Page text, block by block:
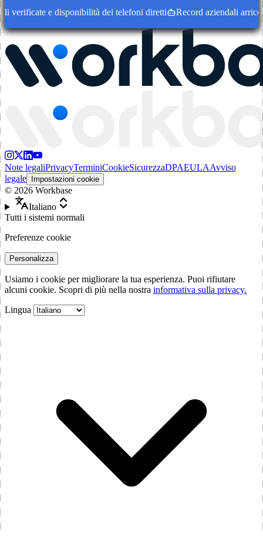
e disponibilità dei telefoni diretti Record aziendali
Note legaliPrivacyTerminiCookieSicurezzaDPAEULAAvviso
legale
Impostazioni cookie
© 2026 Workbase
Italiano
Tutti i sistemi normali
Preferenze cookie
Personalizza
Usiamo i cookie per migliorare la tua esperienza. Puoi rifiutare
alcuni cookie. Scopri di più nella nostra informativa sulla privacy.
Lingua